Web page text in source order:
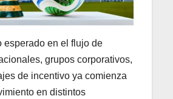
esperado en el flujo de
grupos corporativos,
de incentivo ya comienza
en distintos